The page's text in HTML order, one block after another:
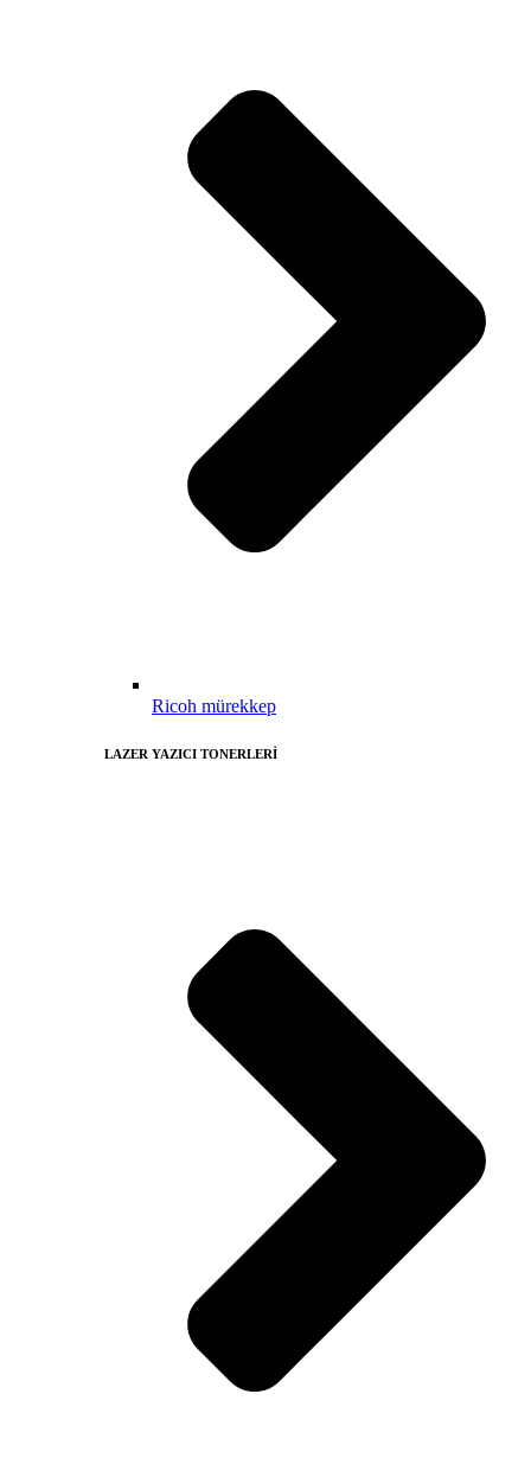
Ricoh mürekkep
LAZER YAZICI TONERLERİ